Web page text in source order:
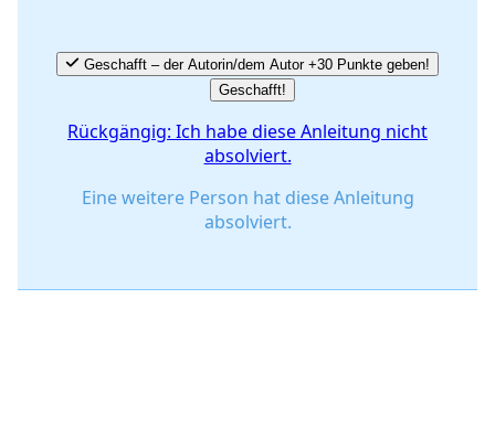
Abbrechen Kommentieren
Geschafft – der Autorin/dem Autor +30 Punkte geben!
Geschafft!
Rückgängig: Ich habe diese Anleitung nicht
absolviert.
Eine weitere Person hat diese Anleitung
absolviert.